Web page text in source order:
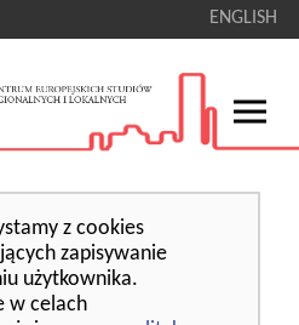
ENGLISH
z cookies
zapisywanie
użytkownika.
w celach